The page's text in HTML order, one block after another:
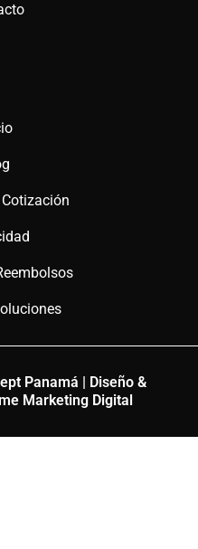
Panamá | Diseño &
Marketing Digital